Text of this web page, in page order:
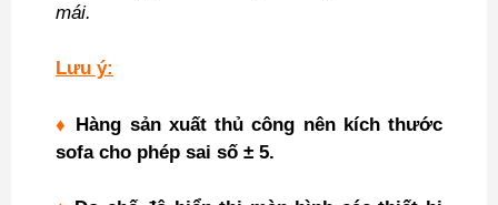
mái.
Lưu ý:
♦ Hàng sản xuất thủ công nên kích thước
sofa cho phép sai số ± 5.